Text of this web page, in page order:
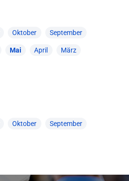
Oktober September
Mai April März
Oktober September